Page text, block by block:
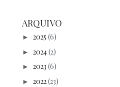
ARQUIVO
► 2025 (6)
► 2024(2)
► 2023 (6)
► 2022(23)